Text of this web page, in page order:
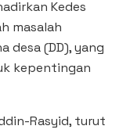
Kedes
masalah
desa (DD), yang
kepentingan
Rasyid, turut